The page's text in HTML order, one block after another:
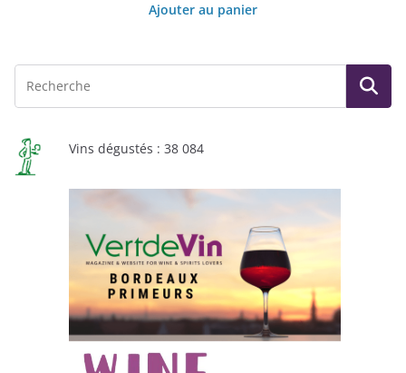
Ajouter au panier
Vins dégustés : 38 084